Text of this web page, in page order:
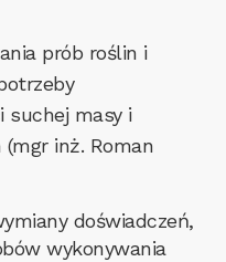
prób roślin i
suchej masy i
inż. Roman
doświadczeń,
wykonywania